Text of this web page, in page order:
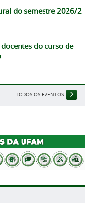
do semestre 2026/2
do curso de
TODOS OS EVENTOS